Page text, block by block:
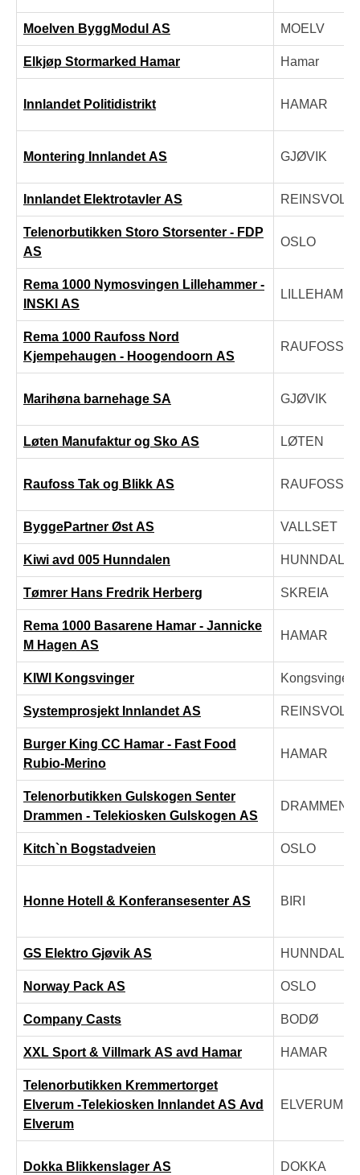
Moelven ByggModul AS MOELV
Elkjøp Stormarked Hamar Hamar
Innlandet Politidistrikt HAMAR
Montering Innlandet AS GJØVIK
Innlandet Elektrotavler AS REINSVOLL
Telenorbutikken Storo Storsenter - FDP
AS
OSLO
Rema 1000 Nymosvingen Lillehammer -
INSKI AS
Rema 1000 Raufoss Nord
Kjempehaugen - Hoogendoorn AS
RAUFOSS
Marihøna barnehage SA GJØVIK
Løten Manufaktur og Sko AS LØTEN
Raufoss Tak og Blikk AS RAUFOSS
ByggePartner Øst AS VALLSET
Kiwi avd 005 Hunndalen
Tømrer Hans Fredrik Herberg SKREIA
Rema 1000 Basarene Hamar - Jannicke
M Hagen AS
HAMAR
KIWI Kongsvinger Kongsvinger
Systemprosjekt Innlandet AS REINSVOLL
Burger King CC Hamar - Fast Food
Rubio-Merino
HAMAR
Telenorbutikken Gulskogen Senter
Drammen - Telekiosken Gulskogen AS
DRAMMEN
Kitch`n Bogstadveien OSLO
Honne Hotell & Konferansesenter AS BIRI
GS Elektro Gjøvik AS
Norway Pack AS OSLO
Company Casts BODØ
XXL Sport & Villmark AS avd Hamar HAMAR
Telenorbutikken Kremmertorget
Elverum -Telekiosken Innlandet AS Avd
Elverum
ELVERUM
Dokka Blikkenslager AS DOKKA